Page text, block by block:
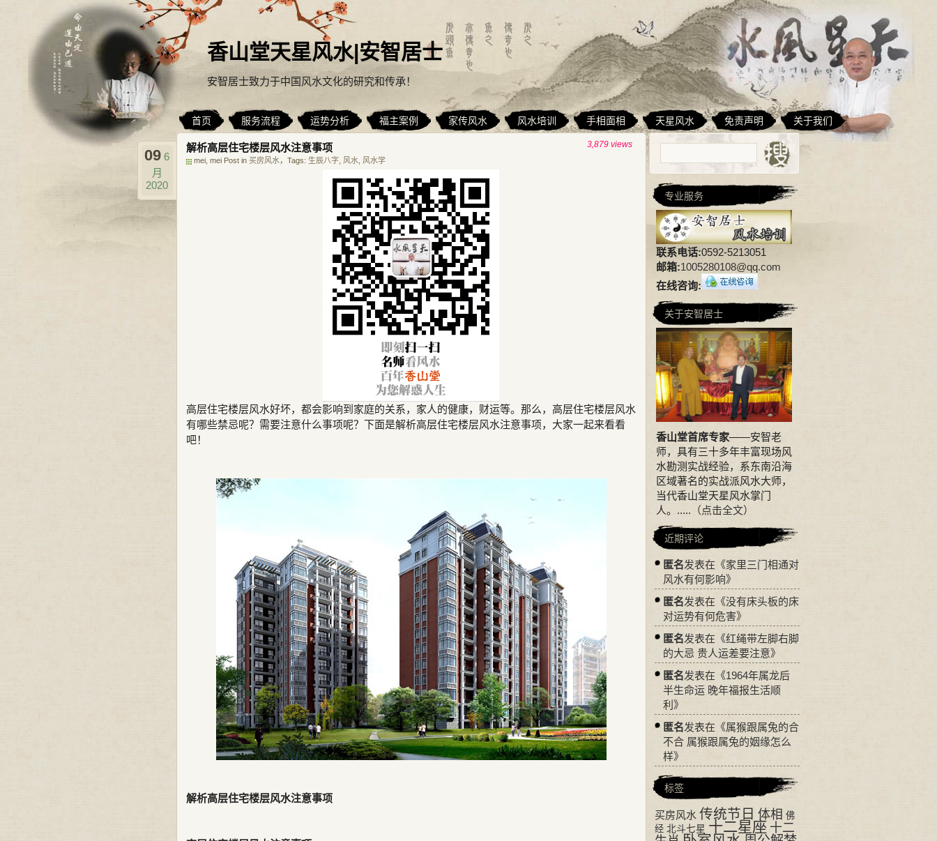
香山堂天星风水|安智居士
安智居士致力于中国风水文化的研究和传承！
首页 服务流程 运势分析 福主案例 家传风水 风水培训 手相面相 天星风水 免责声明 关于我们
解析高层住宅楼层风水注意事项
mei, mei Post in 买房风水，Tags: 生辰八字 风水 风水学
09 6
月
2020
3,879 views
高层住宅楼层风水好坏，都会影响到家庭的关系，家人的健康，财运等。那么，高层住宅楼层风水
有哪些禁忌呢？需要注意什么事项呢？下面是解析高层住宅楼层风水注意事项，大家一起来看看
吧！
解析高层住宅楼层风水注意事项
专业服务
联系电话:0592-5213051
邮箱:1005280108@qq.com
在线咨询:
关于安智居士
香山堂首席专家——安智老
师，具有三十多年丰富现场风
水勘测实战经验，系东南沿海
区域著名的实战派风水大师，
当代香山堂天星风水掌门
人。..... （点击全文）
近期评论
匿名发表在《家里三门相通对
风水有何影响》
匿名发表在《没有床头板的床
对运势有何危害》
匿名发表在《红绳带左脚右脚
的大忌 贵人运差要注意》
匿名发表在《1964年属龙后
半生命运 晚年福报生活顺
利 》
匿名发表在《属猴跟属兔的合
不合 属猴跟属兔的姻缘怎么
样》
标签
买房风水 传统节日 体相 佛
经 北斗七星 十二星座 十二